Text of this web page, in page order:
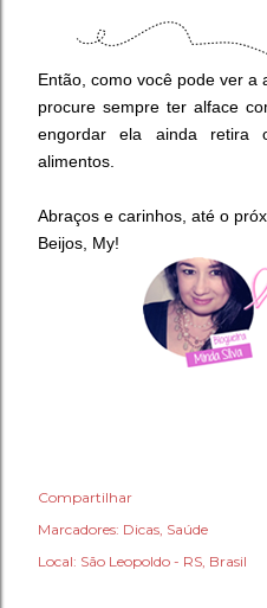
Então, como você pode ver a
procure sempre ter alface
engordar ela ainda retira
alimentos.
Abraços e carinhos, até o
Beijos, My!
Compartilhar
Marcadores: Dicas Saúde
Local: São Leopoldo - RS, Brasil